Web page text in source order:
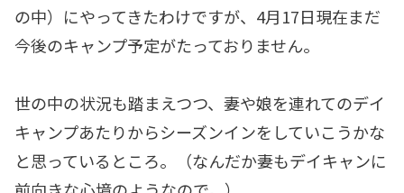
の中）にやってきたわけですが、4月17日現在まだ
今後のキャンプ予定がたっておりません。
世の中の状況も踏まえつつ、妻や娘を連れてのデイ
キャンプあたりからシーズンインをしていこうかな
と思っているところ。（なんだか妻もデイキャンに